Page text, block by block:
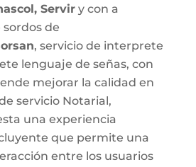
Serviry con a
sordos de
, servicio de interprete
lenguaje de señas, con
mejorar la calidad en
servicio Notarial,
una experiencia
que permite una
entre los usuarios